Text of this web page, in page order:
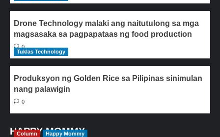
Drone Technology malaki ang naitutulong sa mga
magsasaka sa pagpapataas ng food production
0
Tuklas Technology
Produksyon ng Golden Rice sa Pilipinas sinimulan
nang palawigin
0
HAPPY MOMMY
Column Happy Mommy